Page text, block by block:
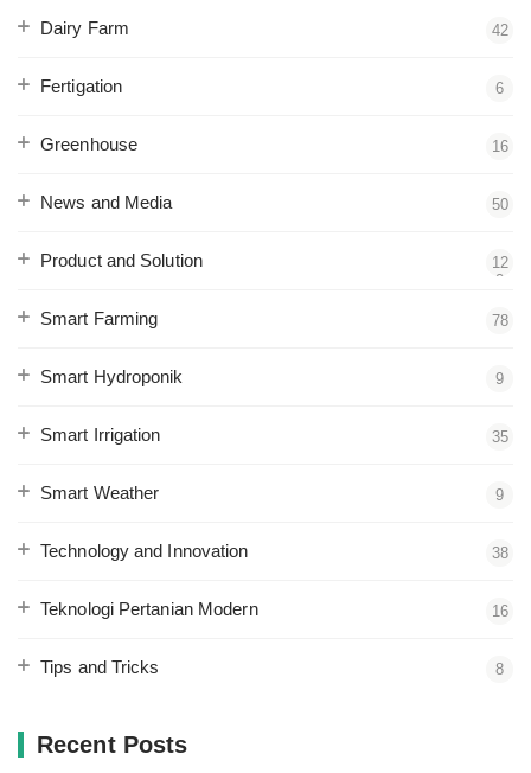
Dairy Farm 42
Fertigation 6
Greenhouse 16
News and Media 50
Product and Solution
12
2
Smart Farming 78
Smart Hydroponik 9
Smart Irrigation 35
Smart Weather 9
Technology and Innovation 38
Teknologi Pertanian Modern 16
Tips and Tricks 8
Recent Posts